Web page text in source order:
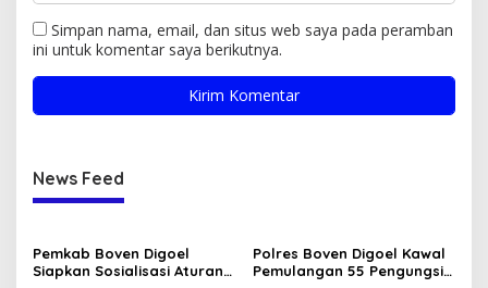
Simpan nama, email, dan situs web saya pada peramban
ini untuk komentar saya berikutnya.
News Feed
Pemkab Boven Digoel
Siapkan Sosialisasi Aturan
Polres Boven Digoel Kawal
Pemulangan 55 Pengungsi